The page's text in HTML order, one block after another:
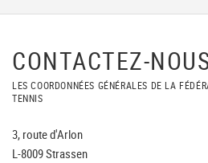
CONTACTEZ-
LES COORDONNÉES GÉNÉRALES DE LA
TENNIS
3, route d'Arlon
L-8009 Strassen